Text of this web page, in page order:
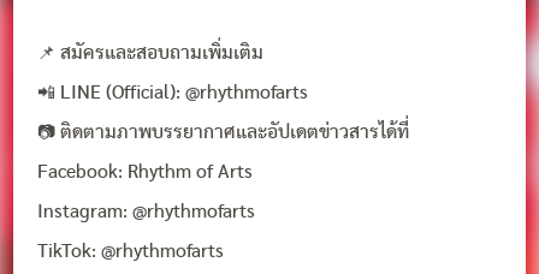
📌 สมัครและสอบถามเพิ่มเติม
📲 LINE (Official): @rhythmofarts
📷 ติดตามภาพบรรยากาศและอัปเดตข่าวสารได้ที่
Facebook: Rhythm of Arts
Instagram: @rhythmofarts
TikTok: @rhythmofarts